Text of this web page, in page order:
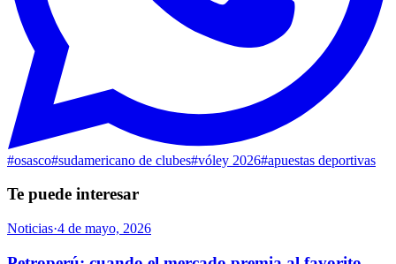
#osasco#sudamericano de clubes#vóley 2026#apuestas deportivas
Te puede interesar
Noticias·4 de mayo, 2026